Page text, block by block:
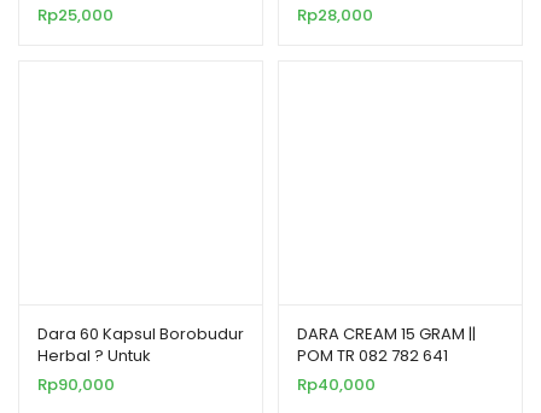
Rp25,000
Rp28,000
Dara 60 Kapsul Borobudur
Herbal ? Untuk
Memelihara Kesehatan
Payudara
Rp90,000
DARA CREAM 15 GRAM ||
POM TR 082 782 641
Rp40,000